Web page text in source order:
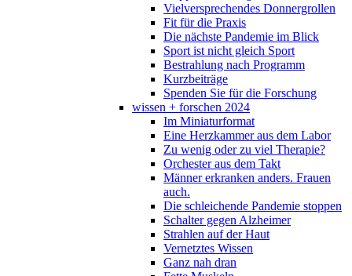
Vielversprechendes Donnergrollen
Fit für die Praxis
Die nächste Pandemie im Blick
Sport ist nicht gleich Sport
Bestrahlung nach Programm
Kurzbeiträge
Spenden Sie für die Forschung
wissen + forschen 2024
Im Miniaturformat
Eine Herzkammer aus dem Labor
Zu wenig oder zu viel Therapie?
Orchester aus dem Takt
Männer erkranken anders. Frauen
auch.
Die schleichende Pandemie stoppen
Schalter gegen Alzheimer
Strahlen auf der Haut
Vernetztes Wissen
Ganz nah dran